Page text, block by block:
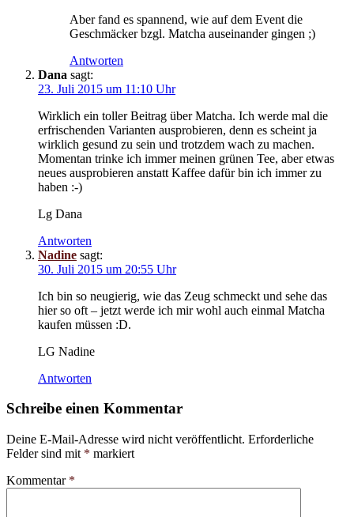
Aber fand es spannend, wie auf dem Event die
Geschmäcker bzgl. Matcha auseinander gingen ;)
Antworten
Dana sagt:
23. Juli 2015 um 11:10 Uhr
Wirklich ein toller Beitrag über Matcha. Ich werde mal die
erfrischenden Varianten ausprobieren, denn es scheint ja
wirklich gesund zu sein und trotzdem wach zu machen.
Momentan trinke ich immer meinen grünen Tee, aber etwas
neues ausprobieren anstatt Kaffee dafür bin ich immer zu
haben :-)
Lg Dana
Antworten
Nadine sagt:
30. Juli 2015 um 20:55 Uhr
Ich bin so neugierig, wie das Zeug schmeckt und sehe das
hier so oft – jetzt werde ich mir wohl auch einmal Matcha
kaufen müssen :D.
LG Nadine
Antworten
Schreibe einen Kommentar
Deine E-Mail-Adresse wird nicht veröffentlicht. Erforderliche
Felder sind mit * markiert
Kommentar *